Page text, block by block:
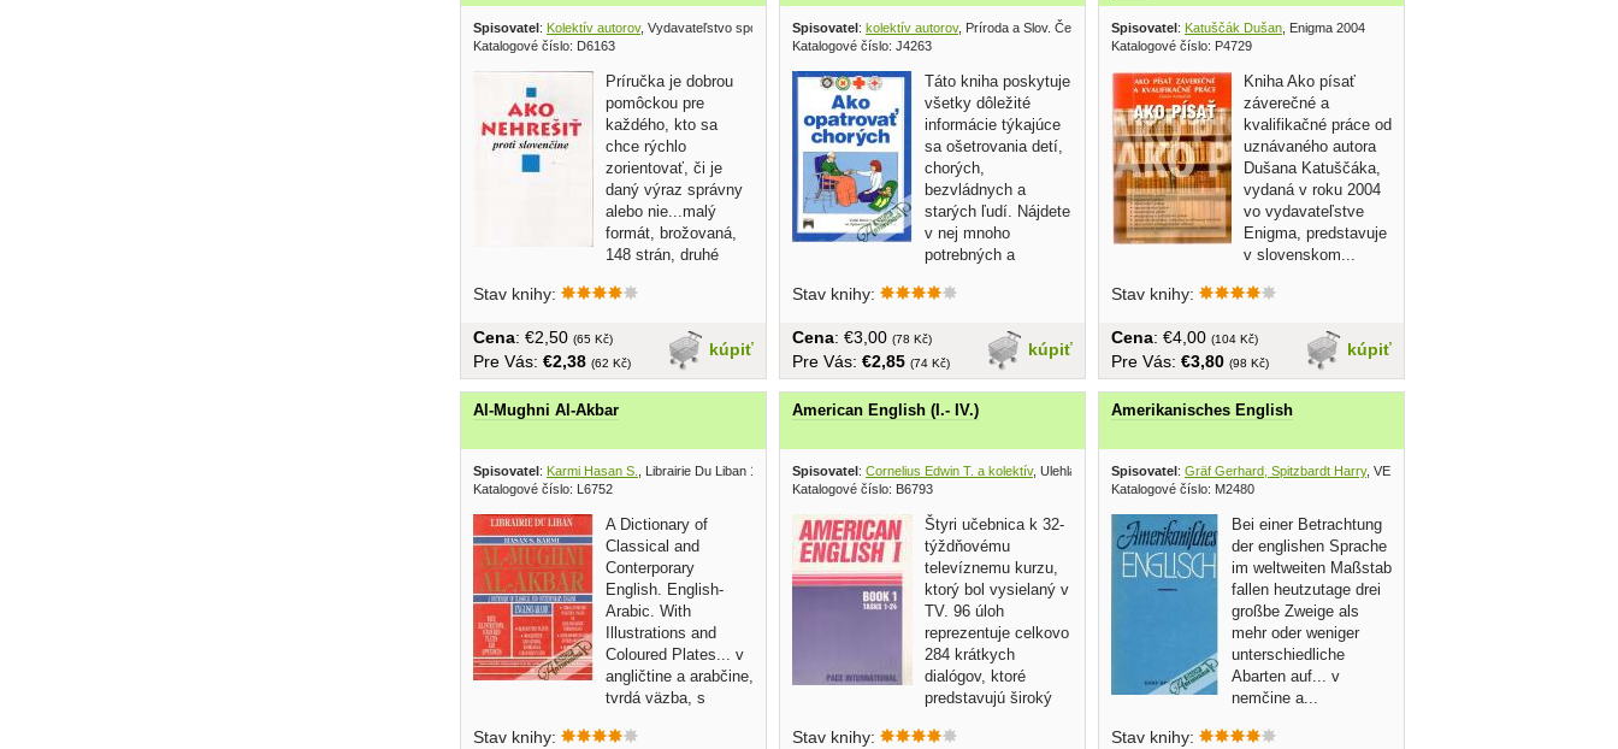
Spisovatel: Kolektív autorov, Vydavateľstvo spolku slovenských spisovateľov 1996
Katalogové číslo: D6163
Príručka je dobrou
pomôckou pre
každého, kto sa
chce rýchlo
zorientovať, či je
daný výraz správny
alebo nie...malý
formát, brožovaná,
148 strán, druhé
Stav knihy:
kúpiť
Cena: €2,50 (65 Kč)
Pre Vás: €2,38 (62 Kč)
Spisovatel: kolektív autorov, Príroda a Slov. Červený kríž 2000
Katalogové číslo: J4263
Táto kniha poskytuje
všetky dôležité
informácie týkajúce
sa ošetrovania detí,
chorých,
bezvládnych a
starých ľudí. Nájdete
v nej mnoho
potrebných a
Stav knihy:
kúpiť
Cena: €3,00 (78 Kč)
Pre Vás: €2,85 (74 Kč)
Spisovatel: Katuščák Dušan , Enigma 2004
Katalogové číslo: P4729
Kniha Ako písať
záverečné a
kvalifikačné práce od
uznávaného autora
Dušana Katuščáka,
vydaná v roku 2004
vo vydavateľstve
Enigma, predstavuje
v slovenskom...
Stav knihy:
kúpiť
Cena: €4,00 (104 Kč)
Pre Vás: €3,80 (98 Kč)
Al-Mughni Al-Akbar
Spisovatel : Karmi Hasan S., Librairie Du Liban 1988
Katalogové číslo: L6752
A Dictionary of
Classical and
Conterporary
English. English-
Arabic. With
Illustrations and
Coloured Plates... v
angličtine a arabčine,
tvrdá väzba, s
Stav knihy:
American English (I.- IV.)
Spisovatel : Cornelius Edwin T. a kolektív, Ulehla 1990
Katalogové číslo: B6793
Štyri učebnica k 32-
týždňovému
televíznemu kurzu,
ktorý bol vysielaný v
TV. 96 úloh
reprezentuje celkovo
284 krátkych
dialógov, ktoré
predstavujú široký
Stav knihy:
Amerikanisches English
Spisovatel : Gräf Gerhard, Spitzbardt Harry, VEB Verlag Enzyklopädie 1983
Katalogové číslo: M2480
Bei einer Betrachtung
der englishen Sprache
im weltweiten Maßstab
fallen heutzutage drei
großbe Zweige als
mehr oder weniger
unterschiedliche
Abarten auf... v
nemčine a...
Stav knihy: